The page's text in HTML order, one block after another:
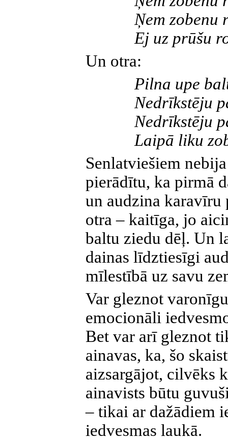
Ņem zobenu
Ej uz prūšu
Un otra:
Pilna upe
Nedrīkstēju
Nedrīkstēju
Laipā liku
Senlatviešiem
pierādītu, ka pirmā
un audzina karavīru
otra – kaitīga, jo
baltu ziedu dēļ. Un
dainas līdztiesīgi
mīlestībā uz savu
Var gleznot
emocionāli
Bet var arī gleznot
ainavas, ka, šo
aizsargājot, cilvēks
ainavists būtu
– tikai ar dažādiem
iedvesmas laukā.